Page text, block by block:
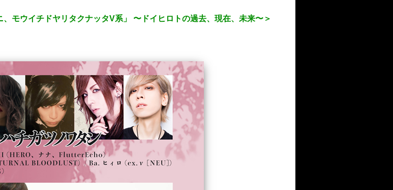
モウイチドヤリタクナッタV系」 〜ドイヒロトの過去、現在、未来〜＞